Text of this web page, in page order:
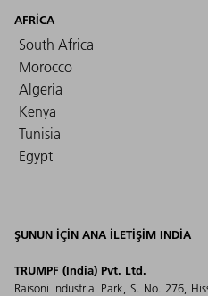
AFRICA
South Africa
Morocco
Algeria
Kenya
Tunisia
Egypt
ŞUNUN IÇIN ANA ILETIŞIM INDIA
TRUMPF (India) Pvt. Ltd.
Raisoni Industrial Park, S. No. 276,